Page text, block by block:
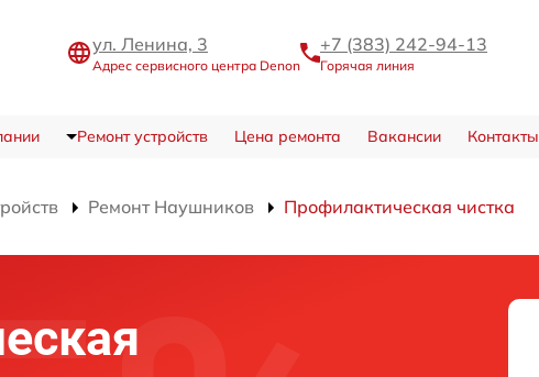
ул. Ленина, 3
Адрес сервисного центра Denon
+7 (383) 242-94-13
Горячая линия
Ремонт устройств Цена ремонта Вакансии Контакты
Ремонт Наушников Профилактическая чистка